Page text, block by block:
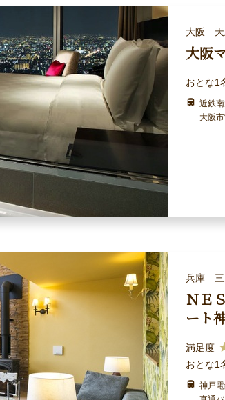
大阪 天
大阪
おとな1
近鉄
大阪
兵庫 三
ＮＥ
ート
満足度
おとな1
神戸